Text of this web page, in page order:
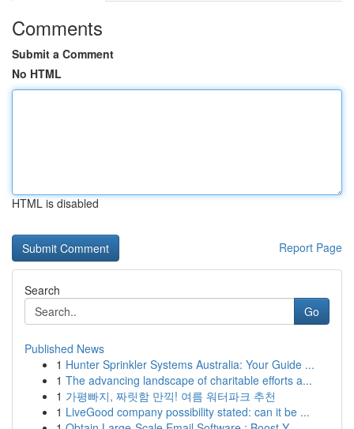
Comments
Submit a Comment
No HTML
HTML is disabled
Report Page
Search
Go
Published News
1 Hunter Sprinkler Systems Australia: Your Guide ...
1 The advancing landscape of charitable efforts a...
1 가평빠지, 짜릿함 만끽! 여름 워터파크 추천
1 LiveGood company possibility stated: can it be ...